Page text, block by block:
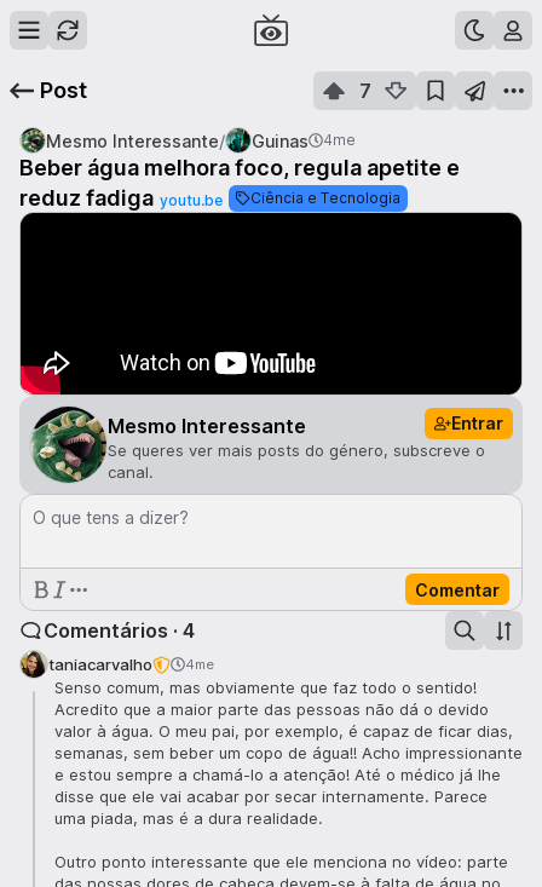
Post 7
Mesmo Interessante/ Guinas 4me
Beber água melhora foco, regula apetite e
reduz fadiga youtu.be Ciência e Tecnologia
Mesmo Interessante Entrar
Se queres ver mais posts do género, subscreve o
canal.
O que tens a dizer?
Comentar
Comentários · 4
taniacarvalho 4me
Senso comum, mas obviamente que faz todo o sentido!
Acredito que a maior parte das pessoas não dá o devido
valor à água. O meu pai, por exemplo, é capaz de ficar dias,
semanas, sem beber um copo de água!! Acho impressionante
e estou sempre a chamá-lo a atenção! Até o médico já lhe
disse que ele vai acabar por secar internamente. Parece
uma piada, mas é a dura realidade.
Outro ponto interessante que ele menciona no vídeo: parte